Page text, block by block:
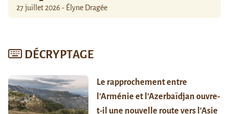
27 juillet 2026 - Élyne Dragée
DÉCRYPTAGE
Le rapprochement entre
l’Arménie et l’Azerbaïdjan ouvre-
t-il une nouvelle route vers l’Asie